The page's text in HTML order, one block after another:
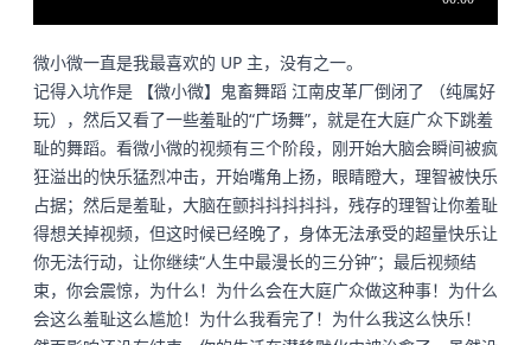
微小微一直是我最喜欢的 UP 主，没有之一。
记得入坑作是
【微小微】鬼畜舞蹈 江南皮革厂倒闭了 （纯属好
玩） ，然后又看了一些羞耻的“广场舞”，就是在大庭广众下跳羞
耻的舞蹈。看微小微的视频有三个阶段，刚开始大脑会瞬间被疯
狂溢出的快乐猛烈冲击，开始嘴角上扬，眼睛瞪大，理智被快乐
占据；然后是羞耻，大脑在颤抖抖抖抖抖，残存的理智让你羞耻
得想关掉视频，但这时候已经晚了，身体无法承受的超量快乐让
你无法行动，让你继续“人生中最漫长的三分钟”；最后视频结
束，你会震惊，为什么！为什么会在大庭广众做这种事！为什么
会这么羞耻这么尴尬！为什么我看完了！为什么我这么快乐！